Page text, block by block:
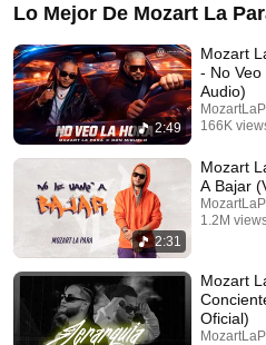
Lo Mejor De Mozart La
2:49
Mozart
- No
Audio)
166K
2:31
Mozart
A Bajar
1.2M
Mozart
Oficial)